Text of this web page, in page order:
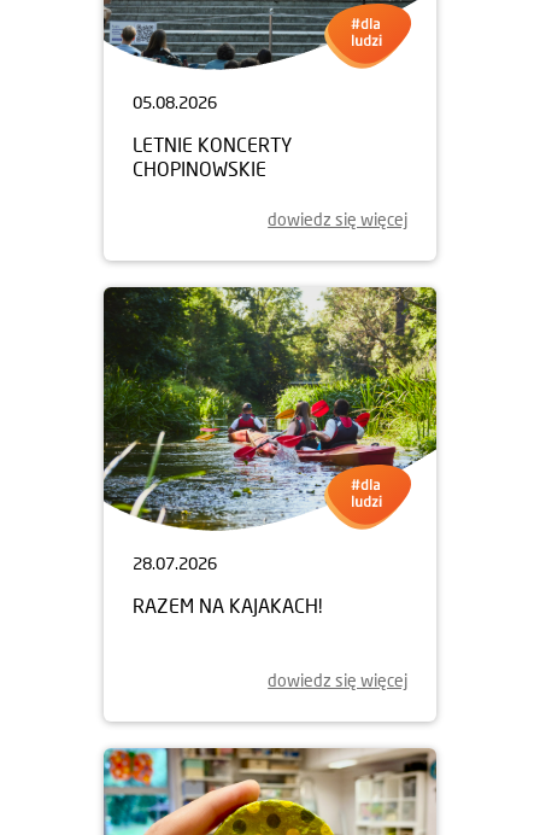
05.08.2026
LETNIE KONCERTY
CHOPINOWSKIE
dowiedz się więcej
28.07.2026
RAZEM NA KAJAKACH!
dowiedz się więcej